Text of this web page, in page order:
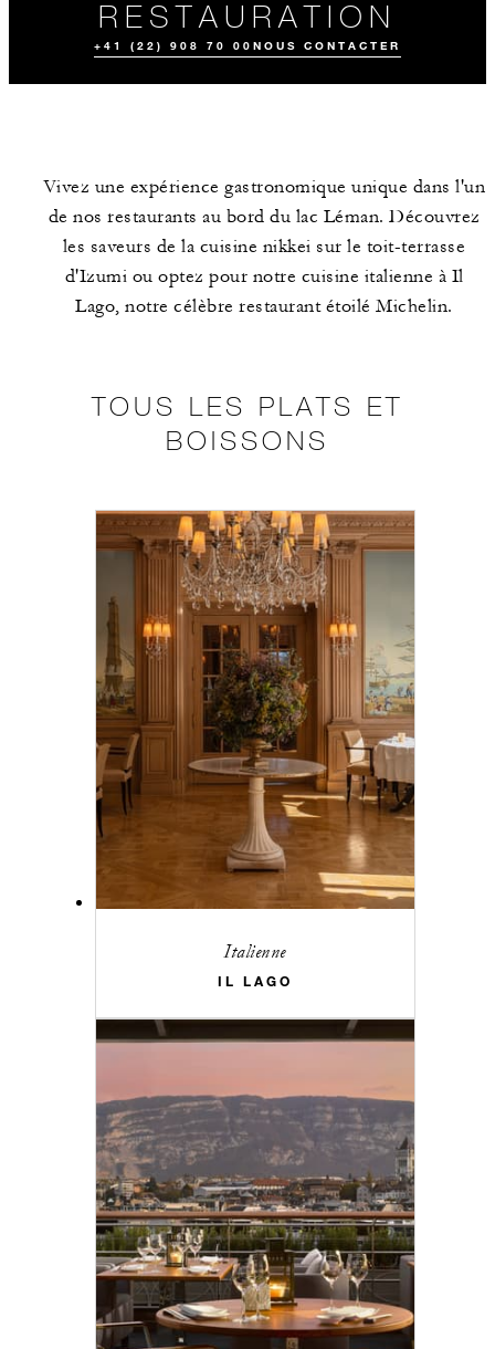
RESTAURATION
+41 (22) 908 70 00 NOUS CONTACTER
TOUS LES PLATS
ET BOISSONS
EXPÉRIENCES
GASTRONOMIQU
ÉVÉNEMENTS
Vivez une expérience gastronomique unique dans l'un
de nos restaurants au bord du lac Léman. Découvrez
les saveurs de la cuisine nikkei sur le toit-terrasse
d'Izumi ou optez pour notre cuisine italienne à Il
Lago, notre célèbre restaurant étoilé Michelin.
TOUS LES PLATS ET
BOISSONS
Italienne
IL LAGO